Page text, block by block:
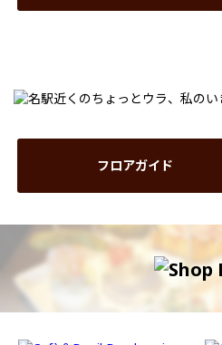
フロアガイド